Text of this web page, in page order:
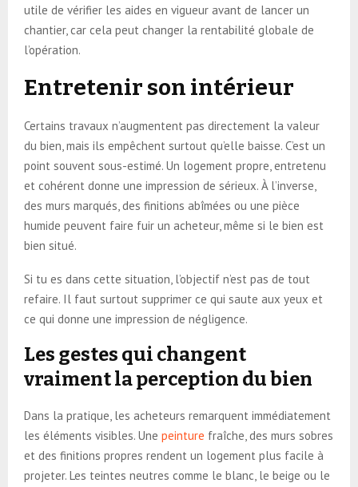
utile de vérifier les aides en vigueur avant de lancer un
chantier, car cela peut changer la rentabilité globale de
l’opération.
Entretenir son intérieur
Certains travaux n’augmentent pas directement la valeur
du bien, mais ils empêchent surtout qu’elle baisse. C’est un
point souvent sous-estimé. Un logement propre, entretenu
et cohérent donne une impression de sérieux. À l’inverse,
des murs marqués, des finitions abîmées ou une pièce
humide peuvent faire fuir un acheteur, même si le bien est
bien situé.
Si tu es dans cette situation, l’objectif n’est pas de tout
refaire. Il faut surtout supprimer ce qui saute aux yeux et
ce qui donne une impression de négligence.
Les gestes qui changent
vraiment la perception du bien
Dans la pratique, les acheteurs remarquent immédiatement
les éléments visibles. Une peinture fraîche, des murs sobres
et des finitions propres rendent un logement plus facile à
projeter. Les teintes neutres comme le blanc, le beige ou le